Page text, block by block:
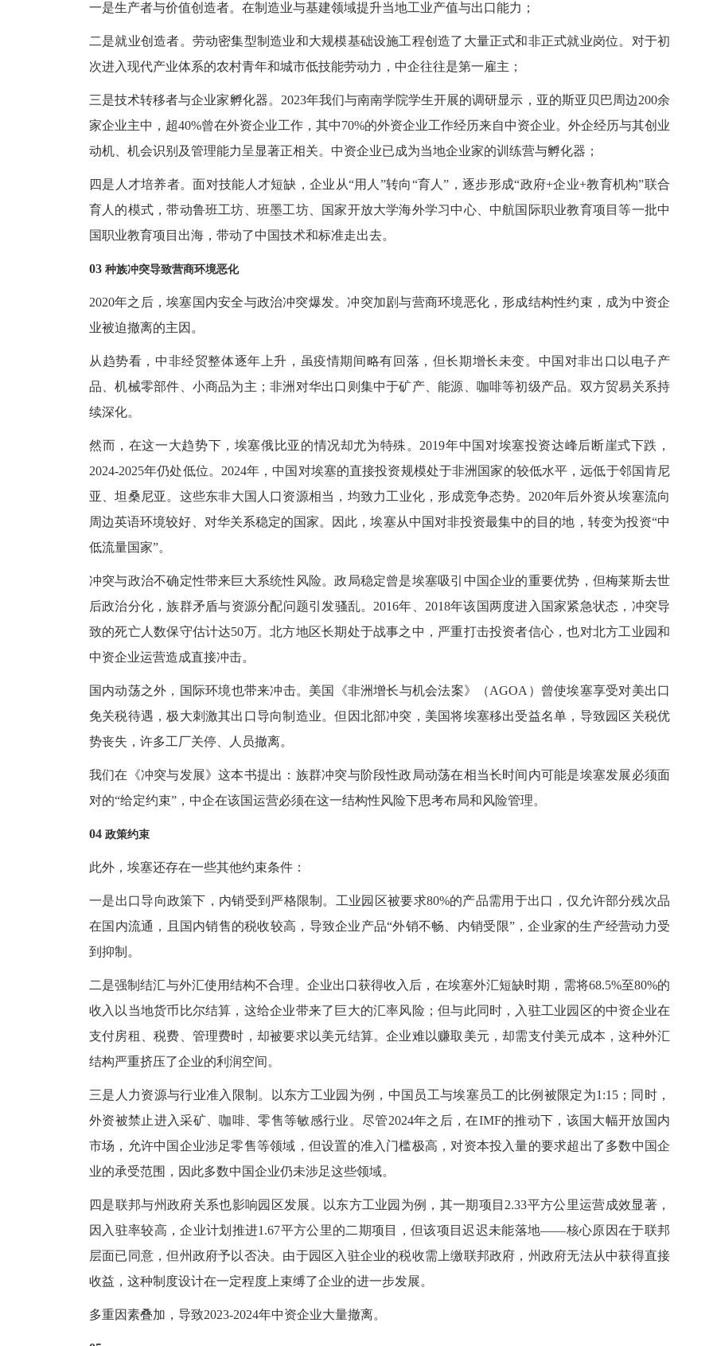
一是生产者与价值创造者。在制造业与基建领域提升当地工业产值与出口能力；
二是就业创造者。劳动密集型制造业和大规模基础设施工程创造了大量正式和非正式就业岗位。对于初
次进入现代产业体系的农村青年和城市低技能劳动力，中企往往是第一雇主；
三是技术转移者与企业家孵化器。 2023年我们与南南学院学生开展的调研显示，亚的斯亚贝巴周边200余
家企业主中，超40%曾在外资企业工作，其中70%的外资企业工作经历来自中资企业。外企经历与其创业
动机、机会识别及管理能力呈显著正相关。中资企业已成为当地企业家的训练营与孵化器；
四是人才培养者。面对技能人才短缺，企业从“用人”转向“育人”，逐步形成“政府+企业+教育机构”联合
育人的模式，带动鲁班工坊、班墨工坊、国家开放大学海外学习中心、中航国际职业教育项目等一批中
国职业教育项目出海，带动了中国技术和标准走出去。
03 种族冲突导致营商环境恶化
2020年之后，埃塞国内安全与政治冲突爆发。冲突加剧与营商环境恶化，形成结构性约束，成为中资企
业被迫撤离的主因。
从趋势看，中非经贸整体逐年上升，虽疫情期间略有回落，但长期增长未变。中国对非出口以电子产
品、机械零部件、小商品为主；非洲对华出口则集中于矿产、能源、咖啡等初级产品。双方贸易关系持
续深化。
然而，在这一大趋势下，埃塞俄比亚的情况却尤为特殊。 2019年中国对埃塞投资达峰后断崖式下跌，
2024-2025年仍处低位。2024年，中国对埃塞的直接投资规模处于非洲国家的较低水平，远低于邻国肯尼
亚、坦桑尼亚。这些东非大国人口资源相当，均致力工业化，形成竞争态势。2020年后外资从埃塞流向
周边英语环境较好、对华关系稳定的国家。因此，埃塞从中国对非投资最集中的目的地，转变为投资“中
低流量国家”。
冲突与政治不确定性带来巨大系统性风险。政局稳定曾是埃塞吸引中国企业的重要优势，但梅莱斯去世
后政治分化，族群矛盾与资源分配问题引发骚乱。 2016年、2018年该国两度进入国家紧急状态，冲突导
致的死亡人数保守估计达50万。北方地区长期处于战事之中，严重打击投资者信心，也对北方工业园和
中资企业运营造成直接冲击。
国内动荡之外，国际环境也带来冲击。美国《非洲增长与机会法案》（AGOA）曾使埃塞享受对美出口
免关税待遇，极大刺激其出口导向制造业。但因北部冲突，美国将埃塞移出受益名单，导致园区关税优
势丧失，许多工厂关停、人员撤离。
我们在《冲突与发展》这本书提出：族群冲突与阶段性政局动荡在相当长时间内可能是埃塞发展必须面
对的“给定约束”，中企在该国运营必须在这一结构性风险下思考布局和风险管理。
04 政策约束
此外，埃塞还存在一些其他约束条件：
一是出口导向政策下，内销受到严格限制。工业园区被要求80%的产品需用于出口，仅允许部分残次品
在国内流通，且国内销售的税收较高，导致企业产品“外销不畅、内销受限”，企业家的生产经营动力受
到抑制。
二是强制结汇与外汇使用结构不合理。企业出口获得收入后，在埃塞外汇短缺时期，需将68.5%至80%的
收入以当地货币比尔结算，这给企业带来了巨大的汇率风险；但与此同时，入驻工业园区的中资企业在
支付房租、税费、管理费时，却被要求以美元结算。企业难以赚取美元，却需支付美元成本，这种外汇
结构严重挤压了企业的利润空间。
三是人力资源与行业准入限制。以东方工业园为例，中国员工与埃塞员工的比例被限定为1:15；同时，
外资被禁止进入采矿、咖啡、零售等敏感行业。尽管2024年之后，在IMF的推动下，该国大幅开放国内
市场，允许中国企业涉足零售等领域，但设置的准入门槛极高，对资本投入量的要求超出了多数中国企
业的承受范围，因此多数中国企业仍未涉足这些领域。
四是联邦与州政府关系也影响园区发展。以东方工业园为例，其一期项目 2.33平方公里运营成效显著，
因入驻率较高，企业计划推进1.67平方公里的二期项目，但该项目迟迟未能落地——核心原因在于联邦
层面已同意，但州政府予以否决。由于园区入驻企业的税收需上缴联邦政府，州政府无法从中获得直接
收益，这种制度设计在一定程度上束缚了企业的进一步发展。
多重因素叠加，导致2023-2024年中资企业大量撤离。